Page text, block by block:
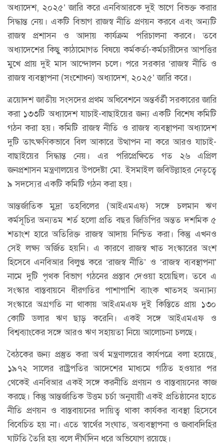
অধ্যাদেশ, ২০২৫’ জারি করে এনবিআরকে দুই ভাগে বিভক্ত করার
সিদ্ধান্ত নেয়। একটি বিভাগ রাজস্ব নীতি প্রণয়ন করবে এবং অন্যটি
রাজস্ব প্রশাসন ও আদায় কার্যক্রম পরিচালনা করবে। তবে
অধ্যাদেশের কিছু কাঠামোগত বিষয়ে কর্মকর্তা-কর্মচারীদের আপত্তির
মুখে প্রায় দুই মাস আন্দোলন চলে। পরে সরকার ‘রাজস্ব নীতি ও
রাজস্ব ব্যবস্থাপনা (সংশোধন) অধ্যাদেশ, ২০২৫’ জারি করে।
ত্রয়োদশ জাতীয় সংসদের প্রথম অধিবেশনে অন্তর্বর্তী সরকারের জারি
করা ১৩৩টি অধ্যাদেশ যাচাই-বাছাইয়ের জন্য একটি বিশেষ কমিটি
গঠন করা হয়। কমিটি রাজস্ব নীতি ও রাজস্ব ব্যবস্থাপনা অধ্যাদেশ
দুটি তাৎক্ষণিকভাবে বিল আকারে উত্থাপন না করে আরও যাচাই-
বাছাইয়ের সিদ্ধান্ত নেয়। এর পরিপ্রেক্ষিতে গত ২৬ এপ্রিল
জনপ্রশাসন মন্ত্রণালয়ের উপদেষ্টা মো. ইসমাইল জবিউল্লাহর নেতৃত্বে
৯ সদস্যের একটি কমিটি গঠন করা হয়।
আন্তর্জাতিক মুদ্রা তহবিলের (আইএমএফ) সঙ্গে চলমান ঋণ
কর্মসূচির অন্যতম শর্ত হলো প্রতি বছর জিডিপির অন্তত দশমিক ৫
শতাংশ হারে অতিরিক্ত রাজস্ব আদায় নিশ্চিত করা। কিন্তু এখনও
সেই লক্ষ্য অর্জিত হয়নি। এ কারণে রাজস্ব খাত সংস্কারের অংশ
হিসেবে এনবিআর বিলুপ্ত করে ‘রাজস্ব নীতি’ ও ‘রাজস্ব ব্যবস্থাপনা’
নামে দুটি পৃথক বিভাগ গঠনের প্রস্তাব দেওয়া হয়েছিল। তবে এ
সংস্কার বাস্তবায়নে ধীরগতির পাশাপাশি ব্যাংক খাতসহ অন্যান্য
সংস্কারে অগ্রগতি না থাকায় আইএমএফ দুই কিস্তিতে প্রায় ১৩০
কোটি ডলার ঋণ ছাড় করেনি। একই সঙ্গে আইএমএফ ও
বিশ্বব্যাংকের সঙ্গে আরও ঋণ সহায়তা নিয়ে আলোচনা চলছে।
বৈঠকের জন্য প্রস্তুত করা অর্থ মন্ত্রণালয়ের কার্যপত্রে বলা হয়েছে,
১৯৭২ সালের রাষ্ট্রপতির আদেশের মাধ্যমে গঠিত হওয়ার পর
থেকেই এনবিআর একই সঙ্গে করনীতি প্রণয়ন ও বাস্তবায়নের কাজ
করছে। কিন্তু আন্তর্জাতিক উত্তম চর্চা অনুযায়ী একই প্রতিষ্ঠানের হাতে
নীতি প্রণয়ন ও বাস্তবায়নের দায়িত্ব থাকা কার্যকর ব্যবস্থা হিসেবে
বিবেচিত হয় না। এতে স্বার্থের সংঘাত, অব্যবস্থাপনা ও জবাবদিহির
ঘাটতি তৈরি হয় বলে দীর্ঘদিন ধরে অভিযোগ রয়েছে।